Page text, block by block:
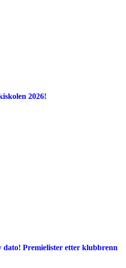
2026!
dato! Premielister etter klubbrenn